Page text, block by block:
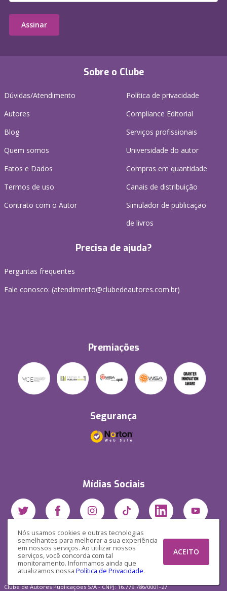
Nós usamos cookies e outras tecnologias
semelhantes para melhorar a sua experiência
em nossos serviços. Ao utilizar nossos
serviços, você concorda com tal
monitoramento. Informamos ainda que
atualizamos nossa Política de Privacidade.
ACEITO
Sobre o Clube
Dúvidas/Atendimento
Autores
Blog
Quem somos
Fatos e Dados
Termos de uso
Contrato com o Autor
Política de privacidade
Compliance Editorial
Serviços profissionais
Universidade do autor
Compras em quantidade
Canais de distribuição
Simulador de publicação
de livros
Precisa de ajuda?
Perguntas frequentes
Fale conosco: (atendimento@clubedeautores.com.br)
Premiações
Segurança
Mídias Sociais
Assinar
Clube de Autores Publicações S/A - CNPJ: 16.779.786/0001-27